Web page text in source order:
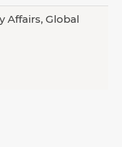
Affairs, Global